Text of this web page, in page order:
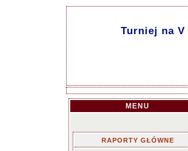
Turniej na
MENU
RAPORTY GŁÓWNE